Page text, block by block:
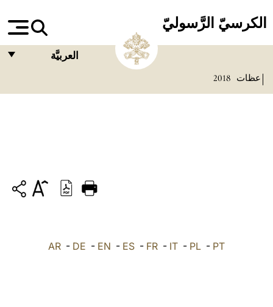
الكرسيّ الرَّسوليّ
العربيَّة
DEUTSCH
العربيّة
عظات 2018
AR - DE - EN - ES - FR - IT - PL - PT